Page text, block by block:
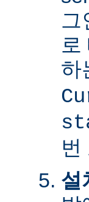
그
하
번
설